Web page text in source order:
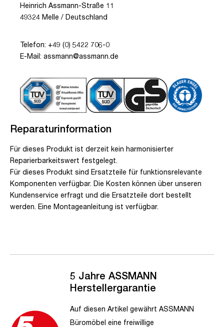
Heinrich Assmann-Straße 11
49324 Melle / Deutschland
Telefon: +49 (0) 5422 706-0
E-Mail: assmann@assmann.de
Reparaturinformation
Für dieses Produkt ist derzeit kein harmonisierter
Reparierbarkeitswert festgelegt.
Für dieses Produkt sind Ersatzteile für funktionsrelevante
Komponenten verfügbar. Die Kosten können über unseren
Kundenservice erfragt und die Ersatzteile dort bestellt
werden. Eine Montageanleitung ist verfügbar.
5 Jahre ASSMANN
Herstellergarantie
Auf diesen Artikel gewährt ASSMANN
Büromöbel eine freiwillige